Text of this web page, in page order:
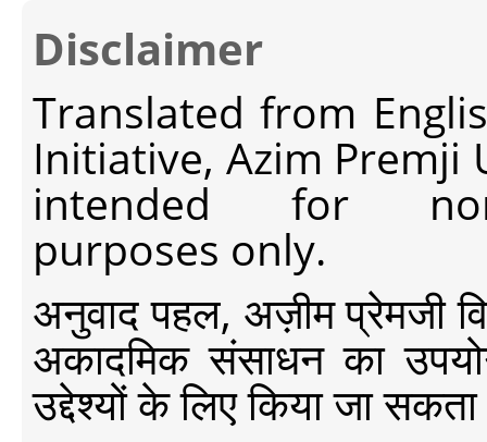
Disclaimer
Translated from
Initiative, Azim Premji
intended for non-
purposes only.
अनुवाद पहल, अज़ीम प्रेमजी
अकादमिक संसाधन का
उद्देश्यों के लिए किया जा